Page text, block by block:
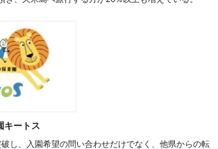
キートス
し、入園希望の問い合わせだけでなく、他県からの転